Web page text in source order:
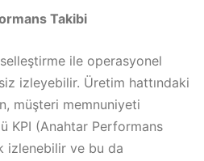
Takibi
ile operasyonel
izleyebilir. Üretim hattındaki
müşteri memnuniyeti
KPI (Anahtar Performans
izlenebilir ve bu da